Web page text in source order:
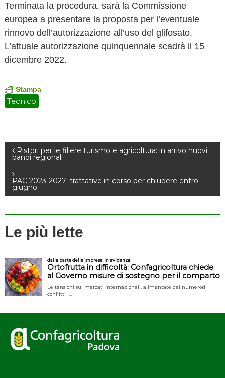
Terminata la procedura, sarà la Commissione
europea a presentare la proposta per l’eventuale
rinnovo dell’autorizzazione all’uso del glifosato.
L’attuale autorizzazione quinquennale scadrà il 15
dicembre 2022.
Stampa
Tecnico
N
a
v
i
g
a
z
i
o
Ristori per le filiere turismo e agricoltura: in arrivo nuovi
bandi regionali
PAC 2023-2027: trattative in corso per chiudere entro
giugno
Le più lette